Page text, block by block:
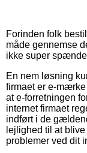
Forinden folk
måde gennemse
ikke super
En nem løsning
firmaet er e-
at e-forretningen
internet firmaet
indført i de
lejlighed til at
problemer ved dit